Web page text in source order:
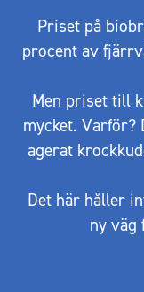
Priset på
procent av
Men priset till
mycket.
agerat
Det här håller
ny väg